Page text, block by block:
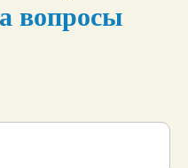
вопросы